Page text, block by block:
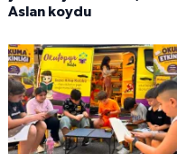
Aslan koydu